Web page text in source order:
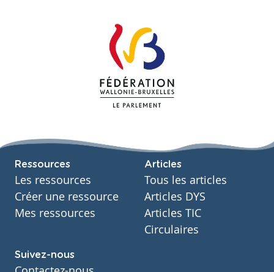
Ressources
Les ressources
Créer une ressource
Mes ressources
Articles
Tous les articles
Articles DYS
Articles TIC
Circulaires
Suivez-nous